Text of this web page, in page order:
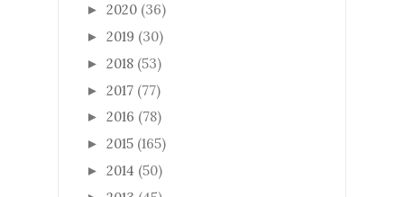
► 2020 (36)
► 2019 (30)
► 2018 (53)
► 2017 (77)
► 2016 (78)
► 2015 (165)
► 2014 (50)